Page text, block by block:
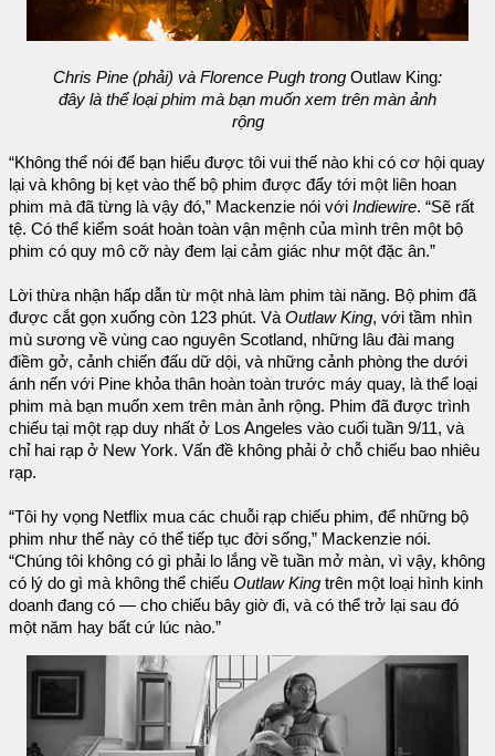
Chris Pine (phải) và Florence Pugh trong Outlaw King:
đây là thể loại phim mà bạn muốn xem trên màn ảnh
rộng
“Không thể nói để bạn hiểu được tôi vui thế nào khi có cơ hội quay
lại và không bị kẹt vào thế bộ phim được đẩy tới một liên hoan
phim mà đã từng là vậy đó,” Mackenzie nói với Indiewire. “Sẽ rất
tệ. Có thể kiểm soát hoàn toàn vận mệnh của mình trên một bộ
phim có quy mô cỡ này đem lại cảm giác như một đặc ân.”
Lời thừa nhận hấp dẫn từ một nhà làm phim tài năng. Bộ phim đã
được cắt gọn xuống còn 123 phút. VàOutlaw King, với tầm nhìn
mù sương về vùng cao nguyên Scotland, những lâu đài mang
điềm gở, cảnh chiến đấu dữ dội, và những cảnh phòng the dưới
ánh nến với Pine khỏa thân hoàn toàn trước máy quay, là thể loại
phim mà bạn muốn xem trên màn ảnh rộng. Phim đã được trình
chiếu tại một rạp duy nhất ở Los Angeles vào cuối tuần 9/11, và
chỉ hai rạp ở New York. Vấn đề không phải ở chỗ chiếu bao nhiêu
rạp.
“Tôi hy vọng Netflix mua các chuỗi rạp chiếu phim, để những bộ
phim như thế này có thể tiếp tục đời sống,” Mackenzie nói.
“Chúng tôi không có gì phải lo lắng về tuần mở màn, vì vậy, không
có lý do gì mà không thể chiếu Outlaw King trên một loại hình kinh
doanh đang có — cho chiếu bây giờ đi, và có thể trở lại sau đó
một năm hay bất cứ lúc nào.”